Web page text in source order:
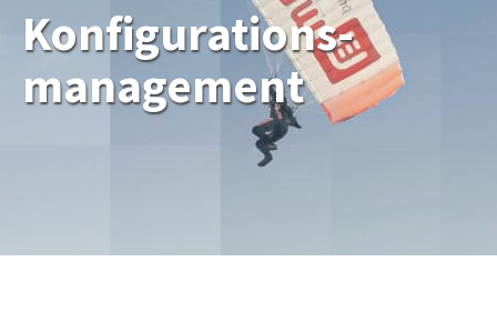
Konfigurations-
management